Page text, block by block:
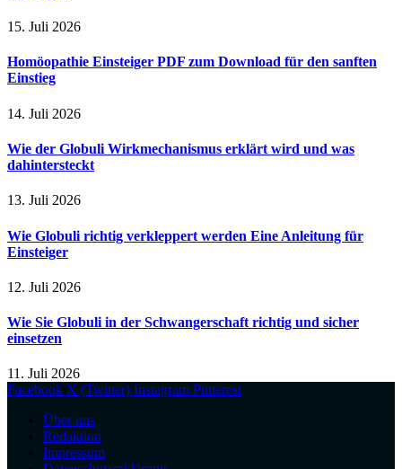
15. Juli 2026
Homöopathie Einsteiger PDF zum Download für den sanften
Einstieg
14. Juli 2026
Wie der Globuli Wirkmechanismus erklärt wird und was
dahintersteckt
13. Juli 2026
Wie Globuli richtig verkleppert werden Eine Anleitung für
Einsteiger
12. Juli 2026
Wie Sie Globuli in der Schwangerschaft richtig und sicher
einsetzen
11. Juli 2026
Facebook X (Twitter) Instagram Pinterest
Über uns
Redaktion
Impressum